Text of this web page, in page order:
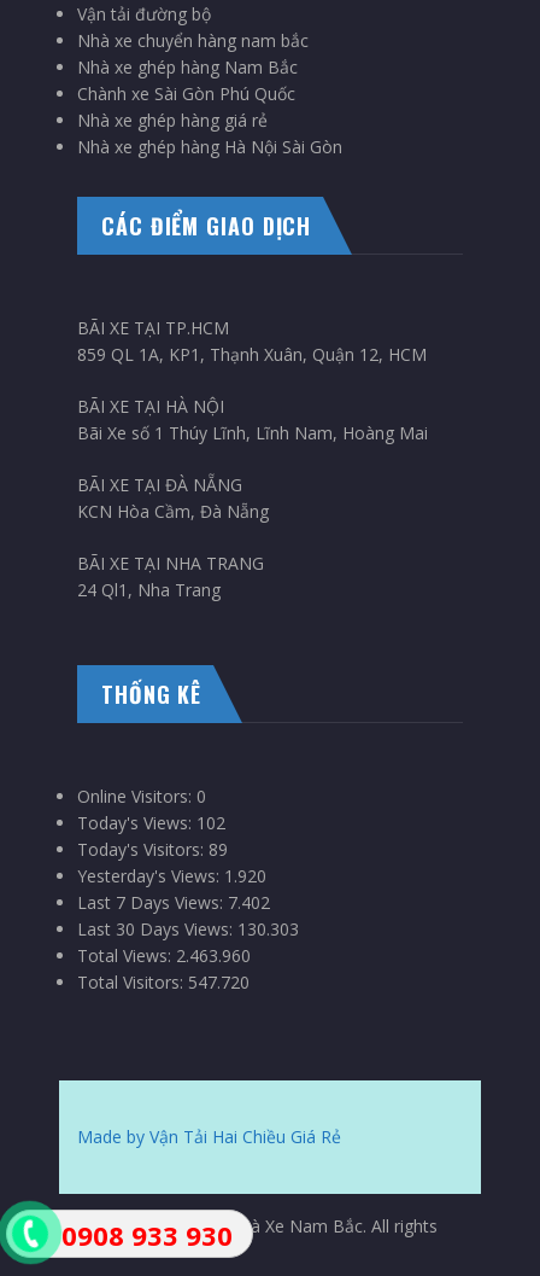
0908 933 930
Vận tải đường bộ
Nhà xe chuyển hàng nam bắc
Nhà xe ghép hàng Nam Bắc
Chành xe Sài Gòn Phú Quốc
Nhà xe ghép hàng giá rẻ
Nhà xe ghép hàng Hà Nội Sài Gòn
CÁC ĐIỂM GIAO DỊCH
BÃI XE TẠI TP.HCM
859 QL 1A, KP1, Thạnh Xuân, Quận 12, HCM
BÃI XE TẠI HÀ NỘI
Bãi Xe số 1 Thúy Lĩnh, Lĩnh Nam, Hoàng Mai
BÃI XE TẠI ĐÀ NẴNG
KCN Hòa Cầm, Đà Nẵng
BÃI XE TẠI NHA TRANG
24 Ql1, Nha Trang
THỐNG KÊ
Online Visitors: 0
Today's Views: 102
Today's Visitors: 89
Yesterday's Views: 1.920
Last 7 Days Views: 7.402
Last 30 Days Views: 130.303
Total Views: 2.463.960
Total Visitors: 547.720
Made by Vận Tải Hai Chiều Giá Rẻ
© Copyrights 2015 Nhà Xe Nam Bắc. All rights
reserved.